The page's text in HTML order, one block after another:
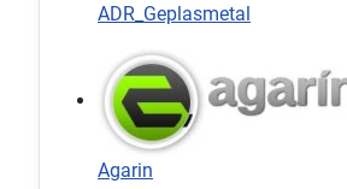
ADR_Geplasmetal
Agarin